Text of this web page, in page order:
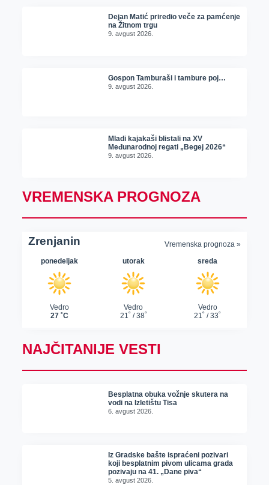
Dejan Matić priredio veče za pamćenje
na Žitnom trgu
9. avgust 2026.
Gospon Tamburaši i tambure poj…
9. avgust 2026.
Mladi kajakaši blistali na XV
Međunarodnoj regati „Begej 2026“
9. avgust 2026.
VREMENSKA PROGNOZA
NAJČITANIJE VESTI
Besplatna obuka vožnje skutera na
vodi na Izletištu Tisa
6. avgust 2026.
Iz Gradske bašte ispraćeni pozivari
koji besplatnim pivom ulicama grada
pozivaju na 41. „Dane piva“
5. avgust 2026.